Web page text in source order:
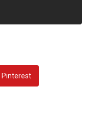
Pinterest